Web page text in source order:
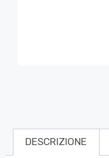
DESCRIZIONE